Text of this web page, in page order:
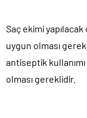
Saç ekimi
uygun olması
antiseptik
olması gereklidir.